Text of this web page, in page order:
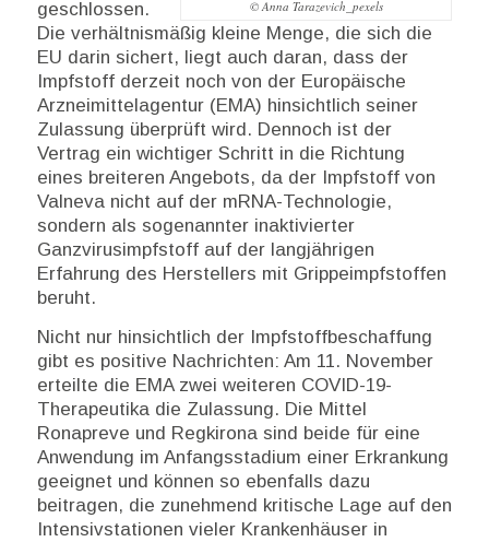
© Anna Tarazevich_pexels
geschlossen.
Die verhältnismäßig kleine Menge, die sich die
EU darin sichert, liegt auch daran, dass der
Impfstoff derzeit noch von der Europäische
Arzneimittelagentur (EMA) hinsichtlich seiner
Zulassung überprüft wird. Dennoch ist der
Vertrag ein wichtiger Schritt in die Richtung
eines breiteren Angebots, da der Impfstoff von
Valneva nicht auf der mRNA-Technologie,
sondern als sogenannter inaktivierter
Ganzvirusimpfstoff auf der langjährigen
Erfahrung des Herstellers mit Grippeimpfstoffen
beruht.
Nicht nur hinsichtlich der Impfstoffbeschaffung
gibt es positive Nachrichten: Am 11. November
erteilte die EMA zwei weiteren COVID-19-
Therapeutika die Zulassung. Die Mittel
Ronapreve und Regkirona sind beide für eine
Anwendung im Anfangsstadium einer Erkrankung
geeignet und können so ebenfalls dazu
beitragen, die zunehmend kritische Lage auf den
Intensivstationen vieler Krankenhäuser in